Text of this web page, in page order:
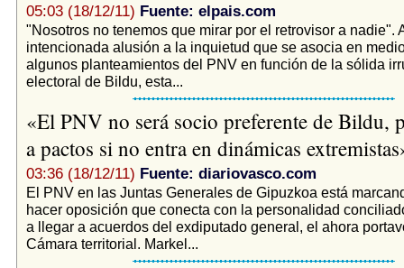
05:03 (18/12/11) Fuente: elpais.com
"Nosotros no tenemos que mirar por el retrovisor a nadie".
intencionada alusión a la inquietud que se asocia en
algunos planteamientos del PNV en función de la sólida
electoral de Bildu, esta...
«El PNV no será socio preferente de Bildu,
a pactos si no entra en dinámicas
03:36 (18/12/11) Fuente: diariovasco.com
El PNV en las Juntas Generales de Gipuzkoa está
hacer oposición que conecta con la personalidad
a llegar a acuerdos del exdiputado general, el ahora
Cámara territorial. Markel...